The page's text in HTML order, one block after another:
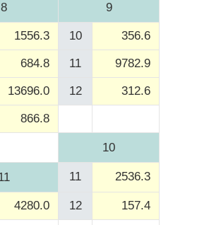
8 9
1556.3 10 356.6
684.8 11 9782.9
13696.0 12 312.6
866.8
10
11 2536.3
4280.0 12 157.4